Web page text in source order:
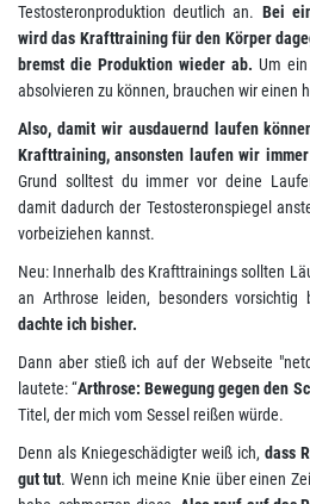
Testosteronproduktion deutlich an. Bei
wird das Krafttraining für den Körper
bremst die Produktion wieder ab. Um
absolvieren zu können, brauchen wir einen
Also, damit wir ausdauernd laufen
Krafttraining, ansonsten laufen wir
Grund solltest du immer vor deine
damit dadurch der Testosteronspiegel
vorbeiziehen kannst.
Neu: Innerhalb des Krafttrainings sollten
an Arthrose leiden, besonders vorsichtig
dachte ich bisher.
Dann aber stieß ich auf der Webseite
lautete: “Arthrose: Bewegung gegen den
Titel, der mich vom Sessel reißen würde.
Denn als Kniegeschädigter weiß ich, dass
gut tut. Wenn ich meine Knie über einen